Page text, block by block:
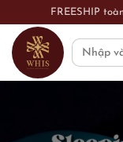
content
FREESHIP
Search
for: